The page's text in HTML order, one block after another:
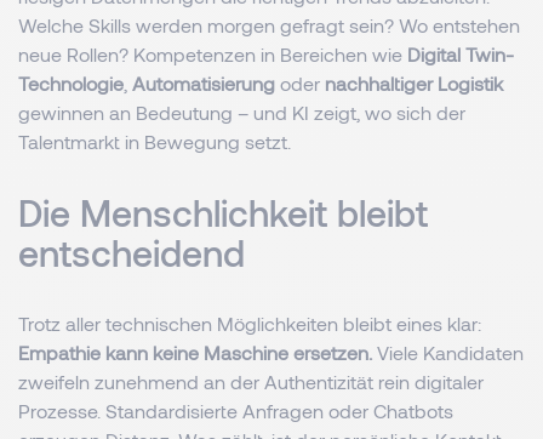
Welche Skills werden morgen gefragt sein? Wo entstehen
neue Rollen? Kompetenzen in Bereichen wie Digital Twin-
Technologie Automatisierung oder nachhaltiger Logistik
gewinnen an Bedeutung – und KI zeigt, wo sich der
Talentmarkt in Bewegung setzt.
Die Menschlichkeit bleibt
entscheidend
Trotz aller technischen Möglichkeiten bleibt eines klar:
Empathie kann keine Maschine ersetzen. Viele Kandidaten
zweifeln zunehmend an der Authentizität rein digitaler
Prozesse. Standardisierte Anfragen oder Chatbots